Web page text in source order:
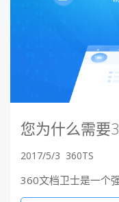
您为什么需要
2017/5/3 360TS
360文档卫士是一个